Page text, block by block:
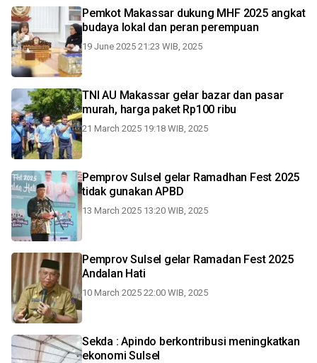
Pemkot Makassar dukung MHF 2025 angkat
budaya lokal dan peran perempuan
19 June 2025 21:23 WIB, 2025
TNI AU Makassar gelar bazar dan pasar
murah, harga paket Rp100 ribu
21 March 2025 19:18 WIB, 2025
Pemprov Sulsel gelar Ramadhan Fest 2025
tidak gunakan APBD
13 March 2025 13:20 WIB, 2025
Pemprov Sulsel gelar Ramadan Fest 2025
Andalan Hati
10 March 2025 22:00 WIB, 2025
Sekda : Apindo berkontribusi meningkatkan
ekonomi Sulsel